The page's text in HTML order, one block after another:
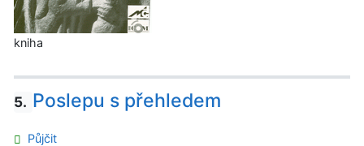
kniha
5. Poslepu s přehledem
Půjčit